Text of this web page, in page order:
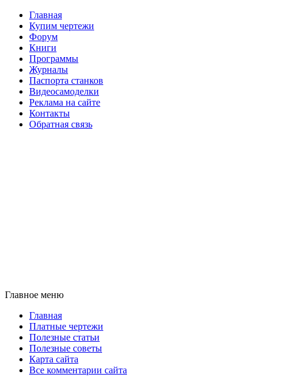
Главная
Купим чертежи
Форум
Книги
Программы
Журналы
Паспорта станков
Видеосамоделки
Реклама на сайте
Контакты
Обратная связь
Главное меню
Главная
Платные чертежи
Полезные статьи
Полезные советы
Карта сайта
Все комментарии сайта